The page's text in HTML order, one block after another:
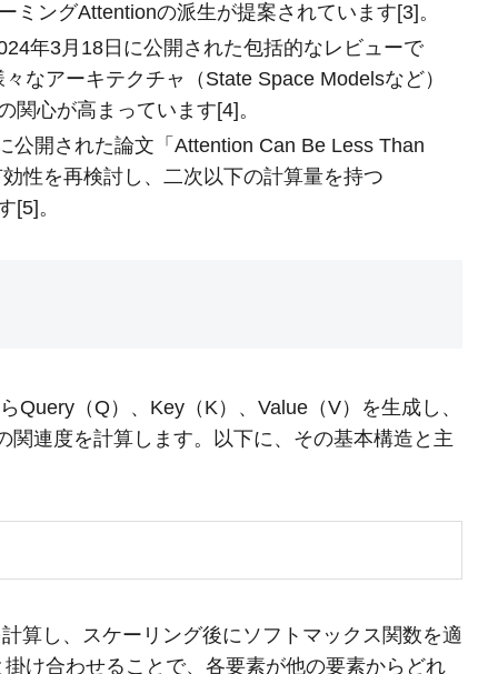
ングAttentionの派生が提案されています[3]。
年3月18日に公開された包括的なレビューで
なアーキテクチャ（State Space Modelsなど）
関心が高まっています[4]。
公開された論文「Attention Can Be Less Than
性を再検討し、二次以下の計算量を持つ
[5]。
Query（Q）、Key（K）、Value（V）を生成し、
連度を計算します。以下に、その基本構造と主
算し、スケーリング後にソフトマックス関数を適
け合わせることで、各要素が他の要素からどれ